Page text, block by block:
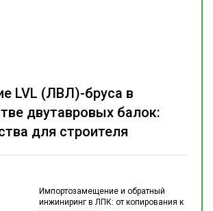
Импортозамещение и обратный
инжиниринг в ЛПК: от копирования к
LVL (ЛВЛ)-бруса в
двутавровых балок:
для строителя